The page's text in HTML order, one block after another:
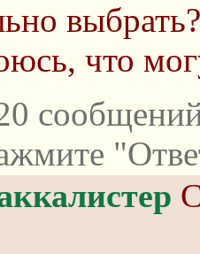
что